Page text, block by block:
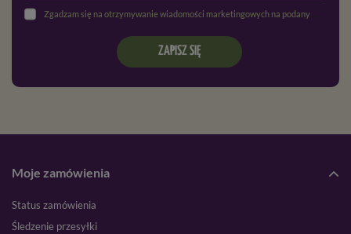
Zgadzam się na otrzymywanie wiadomości marketingowych na podany adres e-mail oraz przetwarzanie danych osobowych zgodnie z
ZAPISZ SIĘ
Moje zamówienia
Status zamówienia
Śledzenie przesyłki